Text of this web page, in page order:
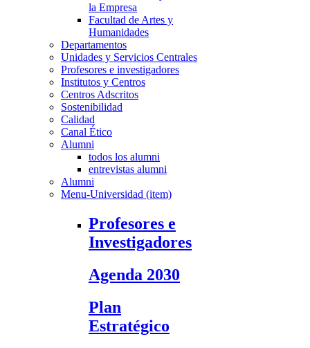
la Empresa
Facultad de Artes y
Humanidades
Departamentos
Unidades y Servicios Centrales
Profesores e investigadores
Institutos y Centros
Centros Adscritos
Sostenibilidad
Calidad
Canal Ético
Alumni
todos los alumni
entrevistas alumni
Alumni
Menu-Universidad (item)
Profesores e
Investigadores
Agenda 2030
Plan
Estratégico